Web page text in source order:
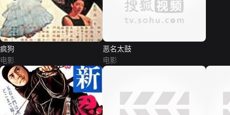
疯狗
电影
恶名太鼓
电影